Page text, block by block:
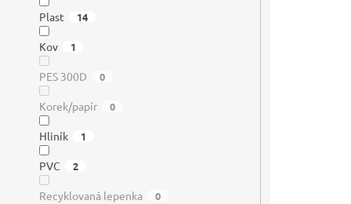
Plast 14
Kov 1
PES 300D 0
Korek/papír 0
Hliník 1
PVC 2
Recyklovaná lepenka 0